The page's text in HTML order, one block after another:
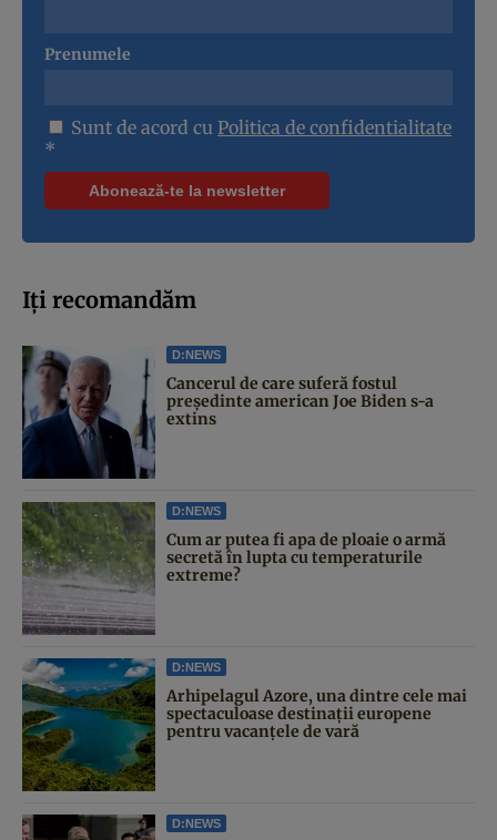
Prenumele
Sunt de acord cu Politica de confidentialitate
*
Iți recomandăm
D:NEWS
Cancerul de care suferă fostul
președinte american Joe Biden s-a
extins
D:NEWS
Cum ar putea fi apa de ploaie o armă
secretă în lupta cu temperaturile
extreme?
D:NEWS
Arhipelagul Azore, una dintre cele mai
spectaculoase destinații europene
pentru vacanțele de vară
D:NEWS